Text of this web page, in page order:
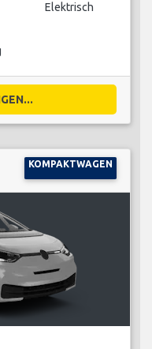
Elektrisch
KOMPAKTWAGEN